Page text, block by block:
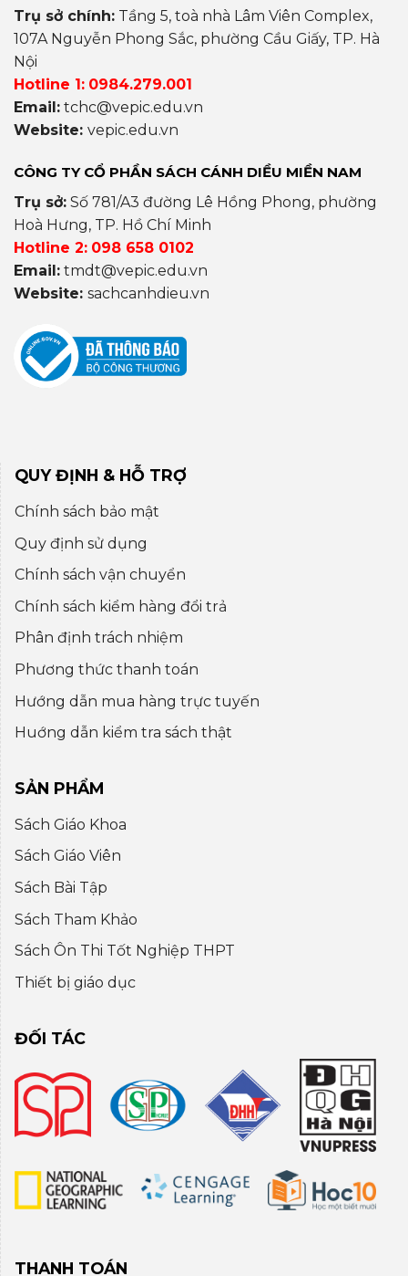
Trụ sở chính: Tầng 5, toà nhà Lâm Viên Complex,
107A Nguyễn Phong Sắc, phường Cầu Giấy, TP. Hà
Nội
Hotline 1: 0984.279.001
Email: tchc@vepic.edu.vn
Website: vepic.edu.vn
CÔNG TY CỔ PHẦN SÁCH CÁNH DIỀU MIỀN NAM
Trụ sở: Số 781/A3 đường Lê Hồng Phong, phường
Hoà Hưng, TP. Hồ Chí Minh
Hotline 2: 098 658 0102
Email: tmdt@vepic.edu.vn
Website: sachcanhdieu.vn
QUY ĐỊNH & HỖ TRỢ
Chính sách bảo mật
Quy định sử dụng
Chính sách vận chuyển
Chính sách kiểm hàng đổi trả
Phân định trách nhiệm
Phương thức thanh toán
Hướng dẫn mua hàng trực tuyến
Huớng dẫn kiểm tra sách thật
SẢN PHẨM
Sách Giáo Khoa
Sách Giáo Viên
Sách Bài Tập
Sách Tham Khảo
Sách Ôn Thi Tốt Nghiệp THPT
Thiết bị giáo dục
ĐỐI TÁC
THANH TOÁN